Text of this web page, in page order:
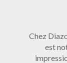
Chez
est